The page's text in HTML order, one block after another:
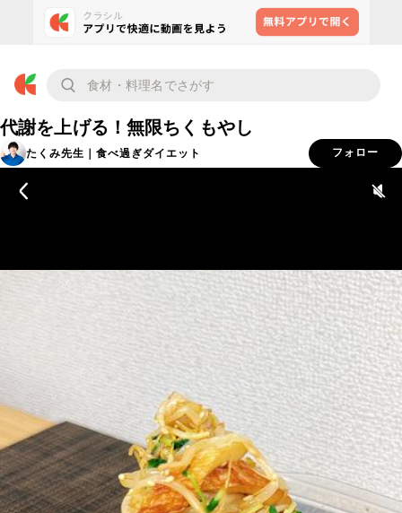
代謝を上げる！無限ちくもやし
たくみ先生｜食べ過ぎダイエット フォロー